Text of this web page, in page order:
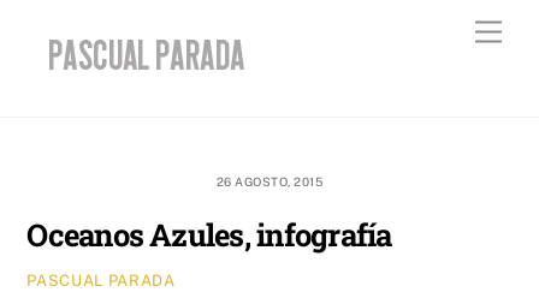
content
26 AGOSTO, 2015
Oceanos Azules, infografía
PASCUAL PARADA